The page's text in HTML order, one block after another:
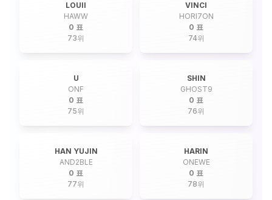
LOUII
HAWW
0 표
73위
VINCI
HORI7ON
0 표
74위
U
ONF
0 표
75위
SHIN
GHOST9
0 표
76위
HAN YUJIN
AND2BLE
0 표
77위
HARIN
ONEWE
0 표
78위